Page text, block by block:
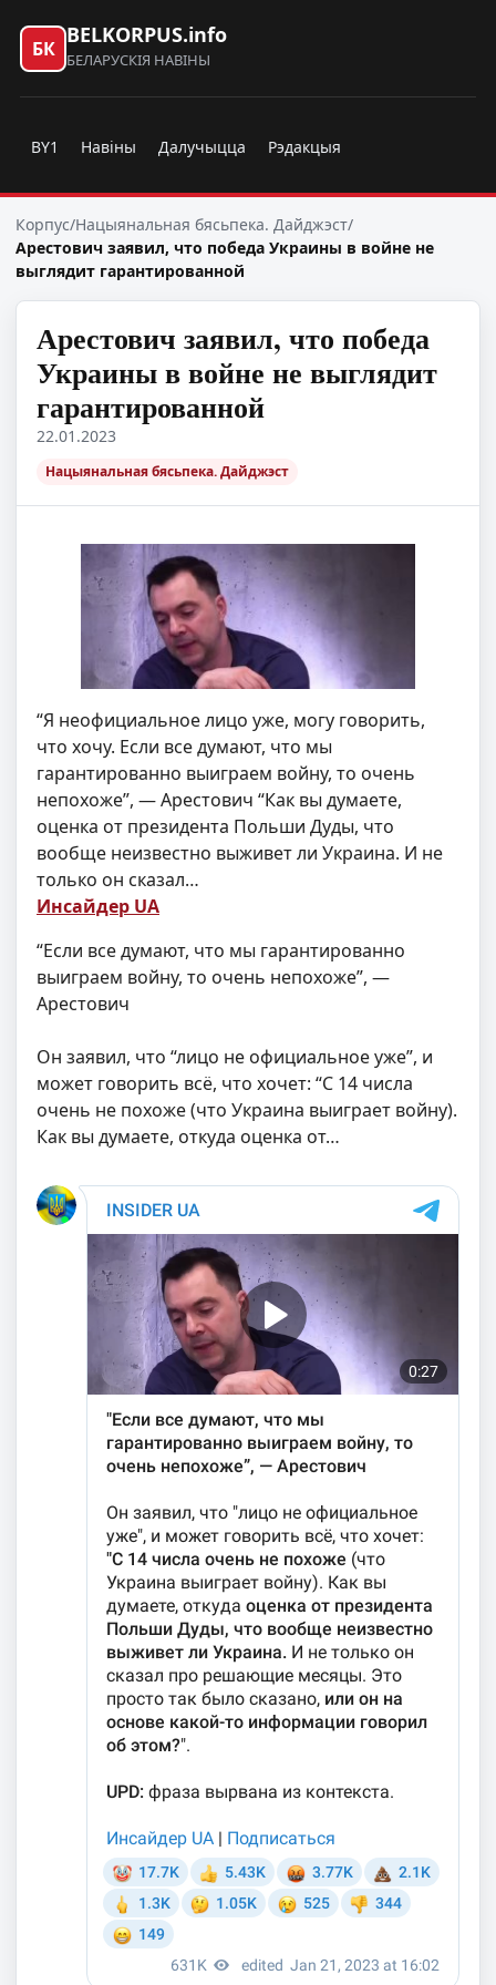
БК
BELKORPUS.info
БЕЛАРУСКІЯ НАВІНЫ
BY1 Навіны Далучыцца Рэдакцыя
Корпус/Нацыянальная бясьпека. Дайджэст/
Арестович заявил, что победа Украины в войне не
выглядит гарантированной
Арестович заявил, что победа
Украины в войне не выглядит
гарантированной
22.01.2023
Нацыянальная бясьпека. Дайджэст
“Я неофициальное лицо уже, могу говорить,
что хочу. Если все думают, что мы
гарантированно выиграем войну, то очень
непохоже”, — Арестович “Как вы думаете,
оценка от президента Польши Дуды, что
вообще неизвестно выживет ли Украина. И не
только он сказал…
Инсайдер UA
“Если все думают, что мы гарантированно
выиграем войну, то очень непохоже”, —
Арестович
Он заявил, что “лицо не официальное уже”, и
может говорить всё, что хочет: “С 14 числа
очень не похоже (что Украина выиграет войну).
Как вы думаете, откуда оценка от…